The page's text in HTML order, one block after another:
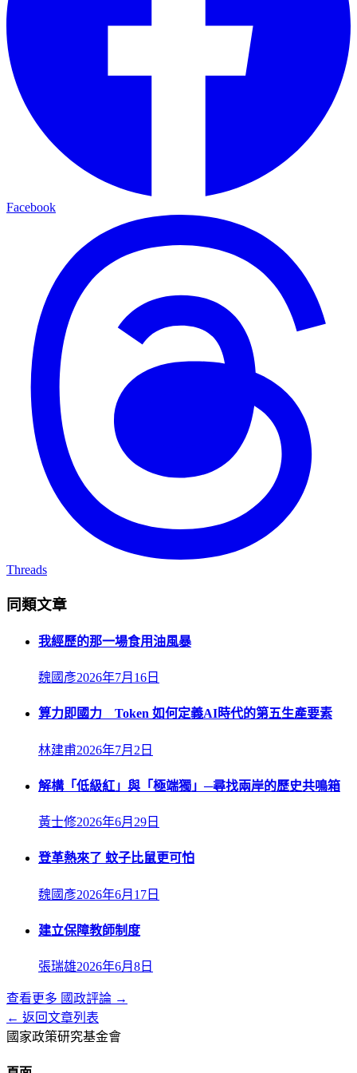
Facebook
Threads
同類文章
我經歷的那一場食用油風暴
魏國彥2026年7月16日
算力即國力 Token 如何定義AI時代的第五生產要素
林建甫2026年7月2日
解構「低級紅」與「極端獨」─尋找兩岸的歷史共鳴箱
黃士修2026年6月29日
登革熱來了 蚊子比鼠更可怕
魏國彥2026年6月17日
建立保障教師制度
張瑞雄2026年6月8日
查看更多 國政評論 →
← 返回文章列表
國家政策研究基金會